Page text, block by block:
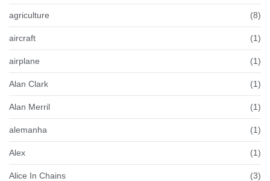
agriculture (8)
aircraft (1)
airplane (1)
Alan Clark (1)
Alan Merril (1)
alemanha (1)
Alex (1)
Alice In Chains (3)